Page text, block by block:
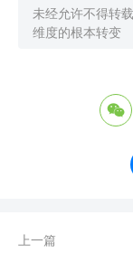
未经允许不得转载
维度的根本转变

上一篇